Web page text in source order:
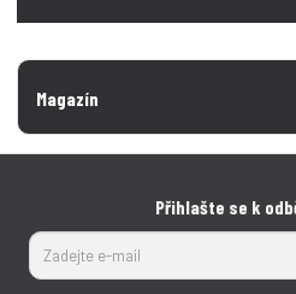
Magazín
Přihlašte se k